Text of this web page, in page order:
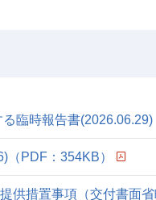
臨時報告書(2026.06.29)
（PDF：354KB）
供措置事項（交付書面